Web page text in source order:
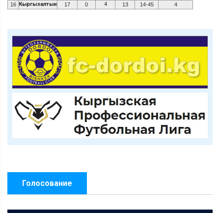
16 Кыргызалтын 17 0 4 13 14-45 4
Голосование